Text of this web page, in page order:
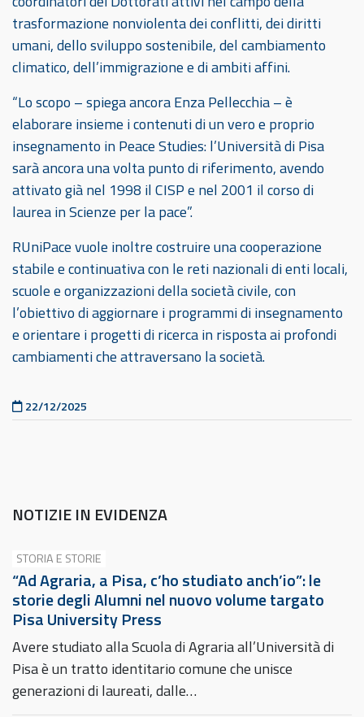
Pubblicato il
22/12/2025
trasformazione nonviolenta dei conflitti, dei diritti
umani, dello sviluppo sostenibile, del cambiamento
climatico, dell’immigrazione e di ambiti affini.
“Lo scopo – spiega ancora Enza Pellecchia – è
elaborare insieme i contenuti di un vero e proprio
insegnamento in Peace Studies: l’Università di Pisa
sarà ancora una volta punto di riferimento, avendo
attivato già nel 1998 il CISP e nel 2001 il corso di
laurea in Scienze per la pace”.
RUniPace vuole inoltre costruire una cooperazione
stabile e continuativa con le reti nazionali di enti locali,
scuole e organizzazioni della società civile, con
l’obiettivo di aggiornare i programmi di insegnamento
e orientare i progetti di ricerca in risposta ai profondi
cambiamenti che attraversano la società.
NOTIZIE IN EVIDENZA
STORIA E STORIE
“Ad Agraria, a Pisa, c’ho studiato anch’io”: le
storie degli Alumni nel nuovo volume targato
Pisa University Press
Avere studiato alla Scuola di Agraria all’Università di
Pisa è un tratto identitario comune che unisce
generazioni di laureati, dalle…